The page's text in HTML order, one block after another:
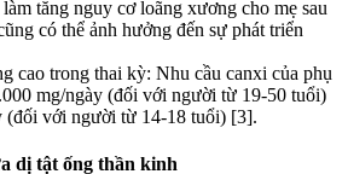
tăng nguy cơ loãng xương cho mẹ sau
có thể ảnh hưởng đến sự phát triển
cao trong thai kỳ: Nhu cầu canxi của phụ
mg/ngày (đối với người từ 19-50 tuổi)
(đối với người từ 14-18 tuổi) [3].
dị tật ống thần kinh